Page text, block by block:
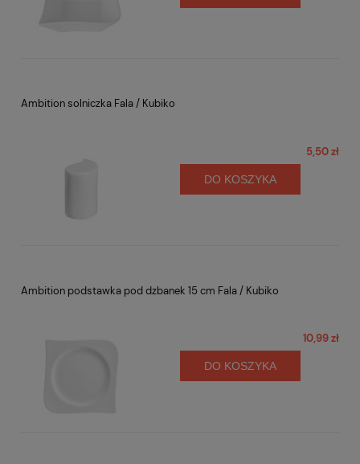
Ambition solniczka Fala / Kubiko
5,50 zł
DO KOSZYKA
Ambition podstawka pod dzbanek 15 cm Fala / Kubiko
10,99 zł
DO KOSZYKA